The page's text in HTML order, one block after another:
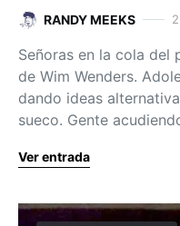
RANDY MEEKS
Señoras en la cola del
de Wim Wenders.
dando ideas
sueco. Gente
Ver entrada